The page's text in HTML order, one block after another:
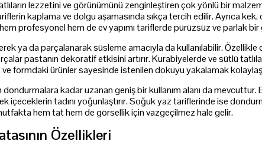
lezzetini ve görünümünü zenginleştiren çok yönlü bir
kaplama ve dolgu aşamasında sıkça tercih edilir. Ayrıca
profesyonel hem de ev yapımı tariflerde pürüzsüz ve parlak
ya da parçalanarak süsleme amacıyla da kullanılabilir.
pastanın dekoratif etkisini artırır. Kurabiyelerde ve sütlü
ve formdaki ürünler sayesinde istenilen dokuyu yakalamak
dondurmalara kadar uzanan geniş bir kullanım alanı da
içeceklerin tadını yoğunlaştırır. Soğuk yaz tariflerinde ise
hem tat hem de görsellik için vazgeçilmez hale gelir.
Özellikleri